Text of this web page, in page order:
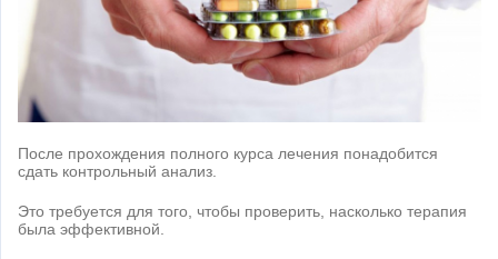
После прохождения полного курса лечения понадобится
сдать контрольный анализ.
Это требуется для того, чтобы проверить, насколько терапия
была эффективной.